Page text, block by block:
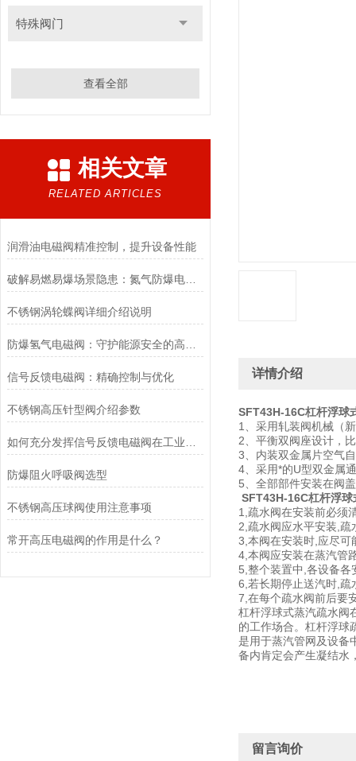
特殊阀门
查看全部
相关文章
RELATED ARTICLES
润滑油电磁阀精准控制，提升设备性能
破解易燃易爆场景隐患：氮气防爆电磁阀的安全适配优化方案
不锈钢涡轮蝶阀详细介绍说明
信号反馈电磁阀：精确控制与优化
不锈钢高压针型阀介绍参数
防爆阻火呼吸阀选型
不锈钢高压球阀使用注意事项
常开高压电磁阀的作用是什么？
详情介绍
SFT43H-16C杠杆浮球
1、采用轧装阀机械（
2、平衡双阀座设计，
3、内装双金属片空气
4、采用*的U型双金属
5、全部部件安装在阀
SFT43H-16C杠杆浮球
1,疏水阀在安装前必须
2,疏水阀应水平安装,
3,本阀在安装时,应尽可
4,本阀应安装在蒸汽管
5,整个装置中,各设备
6,若长期停止送汽时,疏
7,在每个疏水阀前后要
杠杆浮球式蒸汽疏水阀
的工作场合。杠杆浮球
是用于蒸汽管网及设备
备内肯定会产生凝结水
留言询价